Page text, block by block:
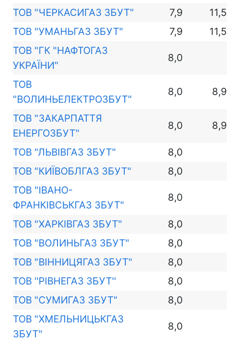
ТОВ "ЧЕРКАСИГАЗ ЗБУТ" 7,9
11,5
ТОВ "УМАНЬГАЗ ЗБУТ"
7,9
11,5
ТОВ "ГК "НАФТОГАЗ
УКРАЇНИ"
8,0
ТОВ
"ВОЛИНЬЕЛЕКТРОЗБУТ"
8,0 8,9
ТОВ "ЗАКАРПАТТЯ
ЕНЕРГОЗБУТ"
8,0 8,9
ТОВ "ЛЬВІВГАЗ ЗБУТ"
8,0
ТОВ "КИЇВОБЛГАЗ ЗБУТ"
8,0
ТОВ "ІВАНО-
ФРАНКІВСЬКГАЗ ЗБУТ"
8,0
ТОВ "ХАРКІВГАЗ ЗБУТ"
8,0
ТОВ "ВОЛИНЬГАЗ ЗБУТ"
8,0
ТОВ "ВІННИЦЯГАЗ ЗБУТ"
8,0
ТОВ ''РІВНЕГАЗ ЗБУТ''
8,0
ТОВ "СУМИГАЗ ЗБУТ"
8,0
ТОВ "ХМЕЛЬНИЦЬКГАЗ
ЗБУТ"
8,0